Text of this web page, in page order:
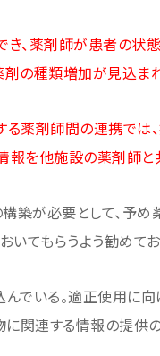
、薬剤師が患者の
の種類増加が見込ま
る薬剤師間の連携で
を他施設の薬剤師と
築が必要として、予
てもらうよう勧めてお
でいる。適正使用に
関連する情報の提